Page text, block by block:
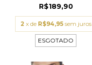
R$189,90
2 x de R$94,95 sem juros
ESGOTADO